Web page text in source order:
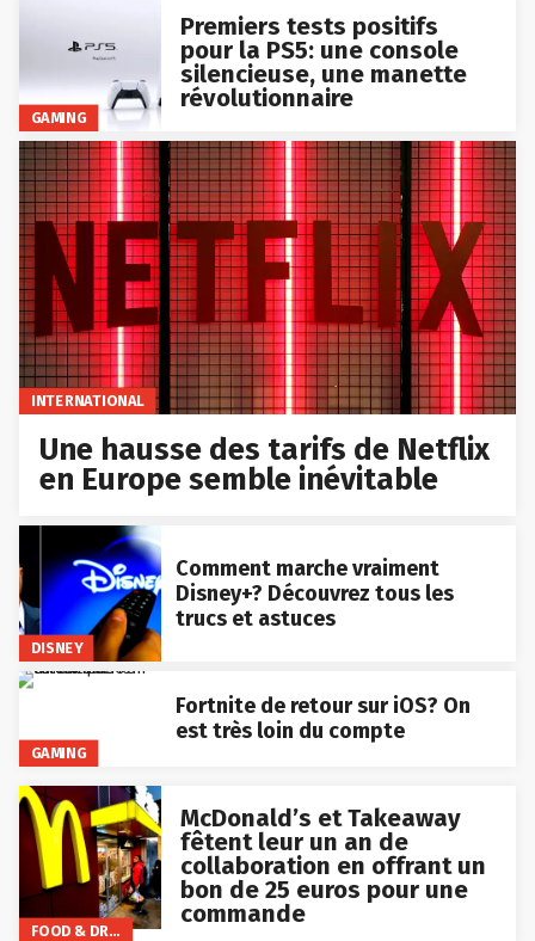
GAMING
Premiers tests positifs
pour la PS5: une console
silencieuse, une manette
révolutionnaire
INTERNATIONAL
Une hausse des tarifs de Netflix
en Europe semble inévitable
DISNEY
Comment marche vraiment
Disney+? Découvrez tous les
trucs et astuces
GAMING
Fortnite de retour sur iOS? On
est très loin du compte
FOOD & DRINKS
McDonald’s et Takeaway
fêtent leur un an de
collaboration en offrant un
bon de 25 euros pour une
commande